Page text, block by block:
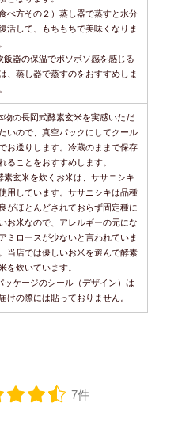
食べ方その２）蒸し器で蒸すと水分
活して、もちもちで美味くなりま
飯器の保温でボソボソ感を感じる
、蒸し器で蒸すのをおすすめしま
物の長岡式酵素玄米を実感いただ
いので、真空パックにしてクール
お送りします。冷蔵のままで保存
ることをおすすめします。
素玄米を炊くお米は、ササニシキ
用しています。ササニシキは品種
がほとんどされておらず固定種に
お米なので、アレルギーの元にな
ミロースが少ないと言われていま
当店では優しいお米を選んで酵素
を炊いています。
ッケージのシール（デザイン）は
けの際には貼っておりません。
7件